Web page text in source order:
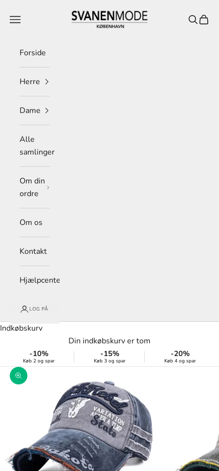
Svanen Mode
Menu Søg
Forside
Herre
Dame
Alle
samlinger
Om din
ordre
Om os
Kontakt
Hjælpcenter
LOG PÅ
Indkøbskurv
Din indkøbskurv er tom
-10%
Køb 2 og spar
-15%
Køb 3 og spar
-20%
Køb 4 og spar
Zoom